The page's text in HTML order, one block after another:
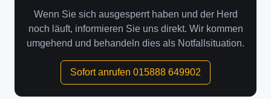
Wenn Sie sich ausgesperrt haben und der Herd
noch läuft, informieren Sie uns direkt. Wir kommen
umgehend und behandeln dies als Notfallsituation.
Sofort anrufen 015888 649902